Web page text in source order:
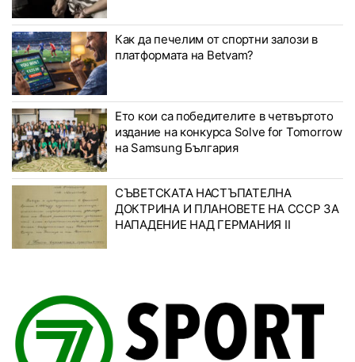
Как да печелим от спортни залози в
платформата на Betvam?
Ето кои са победителите в четвъртото
издание на конкурса Solve for Tomorrow
на Samsung България
СЪВЕТСКАТА НАСТЪПАТЕЛНА
ДОКТРИНА И ПЛАНОВЕТЕ НА СССР ЗА
НАПАДЕНИЕ НАД ГЕРМАНИЯ II